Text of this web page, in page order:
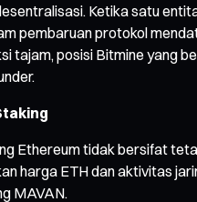
Ketika satu
pembaruan protokol
tajam, posisi Bitmine
Ethereum tidak bersifat
harga ETH dan aktivitas
MAVAN.